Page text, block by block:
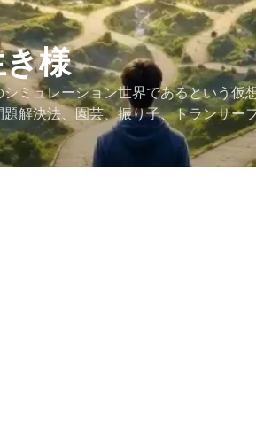
様
ミュレーション世界であるという仮
解決法、園芸、振り子、トランサー